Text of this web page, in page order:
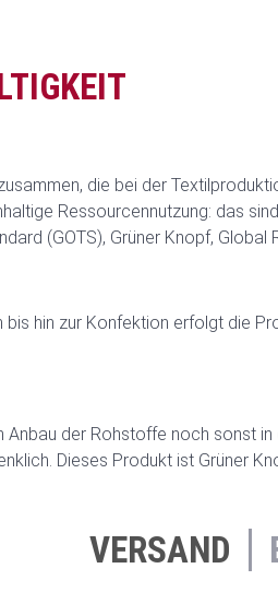
die bei der
Ressourcennutzung: das
(GOTS), Grüner Knopf,
hin zur Konfektion erfolgt die
Anbau der Rohstoffe noch sonst
Dieses Produkt ist Grüner
VERSAND